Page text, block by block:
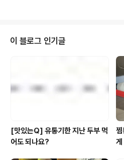
요.(헐;;) 흠흠.. 이건 어디까지나 확률의 문제일
나 확률이 힘껏 도와준다 하더라도 이번 생에는
같다고요? 그럼 다른 비법을 알려드리겠습니
세월 회자돼 온 전통의 비법, 바로 만두를 예
다! ㅎㅎㅎ(송편으로도 동일한 효과를 보실 수
타고난 곰손이..
이 블로그 인기글
[맛있는Q] 유통기한 지난 두부 먹
어도 되나요?
찜